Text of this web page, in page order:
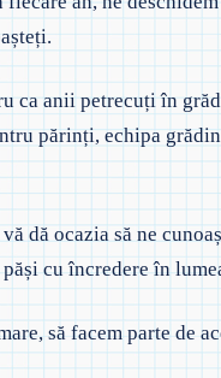
ÎNVĂȚĂMÂNT
DE DEPARTAJARE
PRIVIND ÎNSCRIEREA
2025-2026
◎
◎ ORDIN
–
ca anii petrecuți în
părinți, echipa
dă ocazia să ne
cu încredere în
să facem parte de